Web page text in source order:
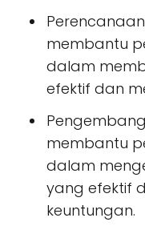
membantu
dalam
efektif dan
membantu
dalam
yang efektif
keuntungan.